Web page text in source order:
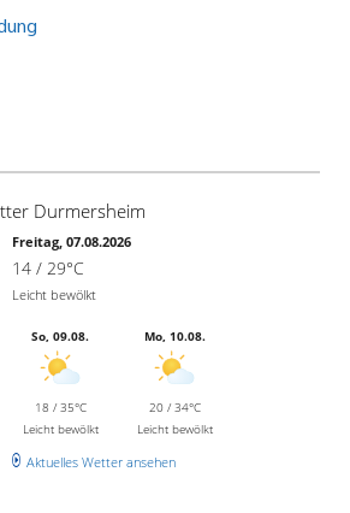
Durmersheim
Freitag, 07.08.2026
14 / 29°C
Leicht bewölkt
So, 09.08.
18 / 35°C
Leicht bewölkt
Mo, 10.08.
20 / 34°C
Leicht bewölkt
Aktuelles Wetter ansehen